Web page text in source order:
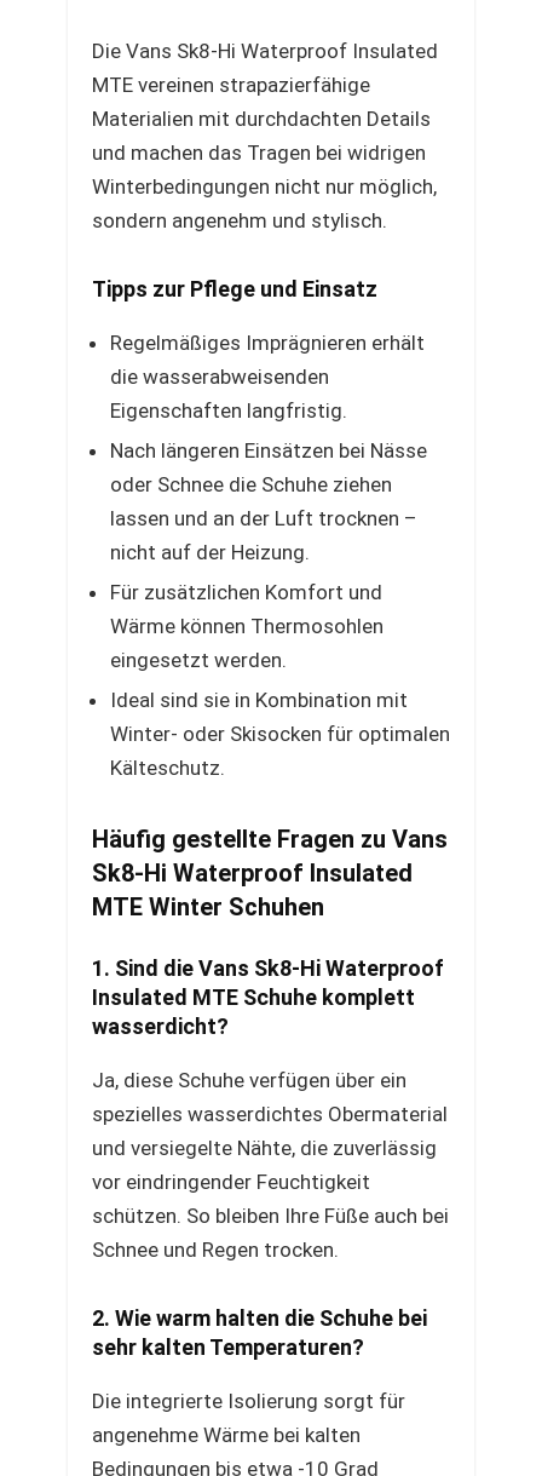
Die Vans Sk8-Hi Waterproof Insulated
MTE vereinen strapazierfähige
Materialien mit durchdachten Details
und machen das Tragen bei widrigen
Winterbedingungen nicht nur möglich,
sondern angenehm und stylisch.
Tipps zur Pflege und Einsatz
Regelmäßiges Imprägnieren erhält
die wasserabweisenden
Eigenschaften langfristig.
Nach längeren Einsätzen bei Nässe
oder Schnee die Schuhe ziehen
lassen und an der Luft trocknen –
nicht auf der Heizung.
Für zusätzlichen Komfort und
Wärme können Thermosohlen
eingesetzt werden.
Ideal sind sie in Kombination mit
Winter- oder Skisocken für optimalen
Kälteschutz.
Häufig gestellte Fragen zu Vans
Sk8-Hi Waterproof Insulated
MTE Winter Schuhen
1. Sind die Vans Sk8-Hi Waterproof
Insulated MTE Schuhe komplett
wasserdicht?
Ja, diese Schuhe verfügen über ein
spezielles wasserdichtes Obermaterial
und versiegelte Nähte, die zuverlässig
vor eindringender Feuchtigkeit
schützen. So bleiben Ihre Füße auch bei
Schnee und Regen trocken.
2. Wie warm halten die Schuhe bei
sehr kalten Temperaturen?
Die integrierte Isolierung sorgt für
angenehme Wärme bei kalten
Bedingungen bis etwa -10 Grad